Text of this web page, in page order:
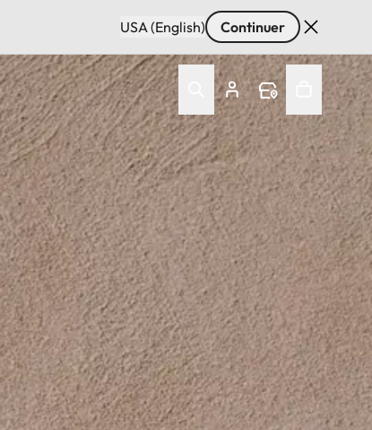
USA (English) Continuer